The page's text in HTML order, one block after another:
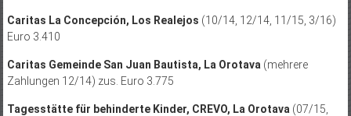
Caritas La Concepción, Los Realejos (10/14, 12/14, 11/15, 3/16)
Euro 3.410
Caritas Gemeinde San Juan Bautista, La Orotava (mehrere
Zahlungen 12/14) zus. Euro 3.775
Tagesstätte für behinderte Kinder, CREVO, La Orotava (07/15,